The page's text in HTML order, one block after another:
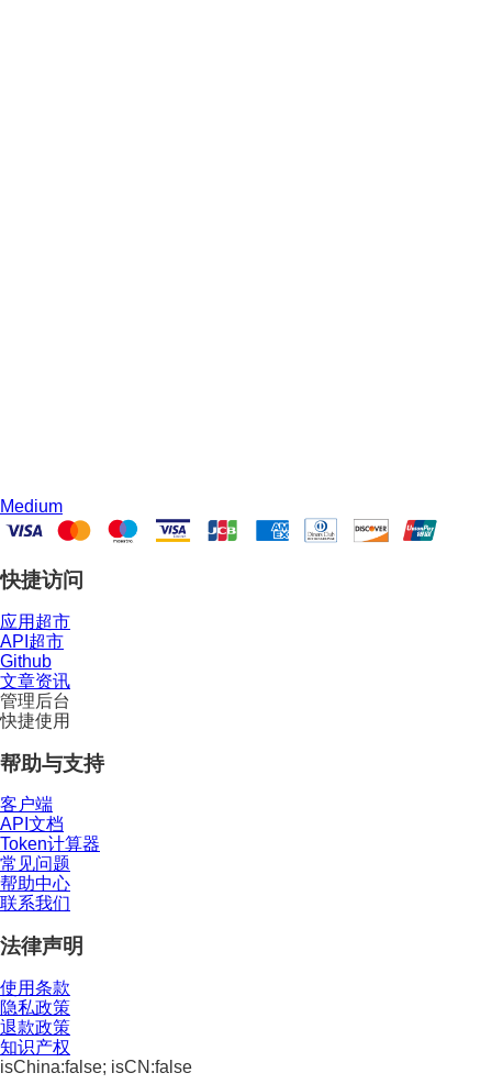
Medium
快捷访问
应用超市
API超市
Github
文章资讯
管理后台
快捷使用
帮助与支持
客户端
API文档
Token计算器
常见问题
帮助中心
联系我们
法律声明
使用条款
隐私政策
退款政策
知识产权
isChina:false; isCN:false